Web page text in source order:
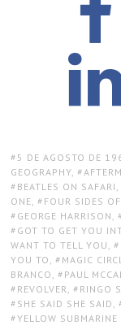
TAGS:
5 DE AGOSTO DE
GEOGRAPHY ,
BEATLES ON SAFARI
ONE , FOUR SIDES
GEORGE HARRISON ,
GOT TO GET YOU
WANT TO TELL YOU ,
YOU TO , MAGIC
BRANCO , PAUL
REVOLVER , RINGO
SHE SAID SHE SAID ,
YELLOW SUBMARINE